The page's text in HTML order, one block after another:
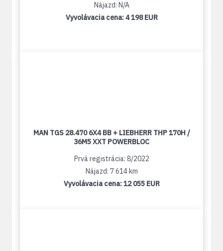
Nájazd: N/A
Vyvolávacia cena:4 198 EUR
MAN TGS 28.470 6X4 BB + LIEBHERR THP 170H /
36M5 XXT POWERBLOC
Prvá registrácia: 8/2022
Nájazd: 7 614 km
Vyvolávacia cena:12 055 EUR